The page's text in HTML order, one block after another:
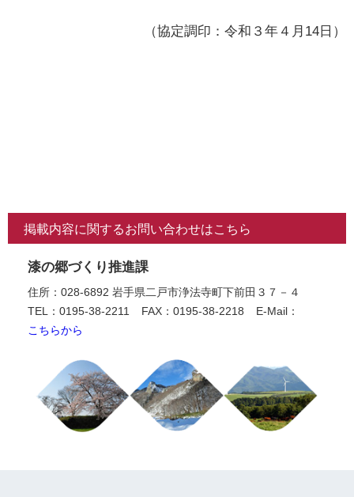
（協定調印：令和３年４月14日）
掲載内容に関するお問い合わせはこちら
漆の郷づくり推進課
住所：028-6892 岩手県二戸市浄法寺町下前田３７－４
TEL：0195-38-2211
FAX：0195-38-2218
E-Mail：
こちらから